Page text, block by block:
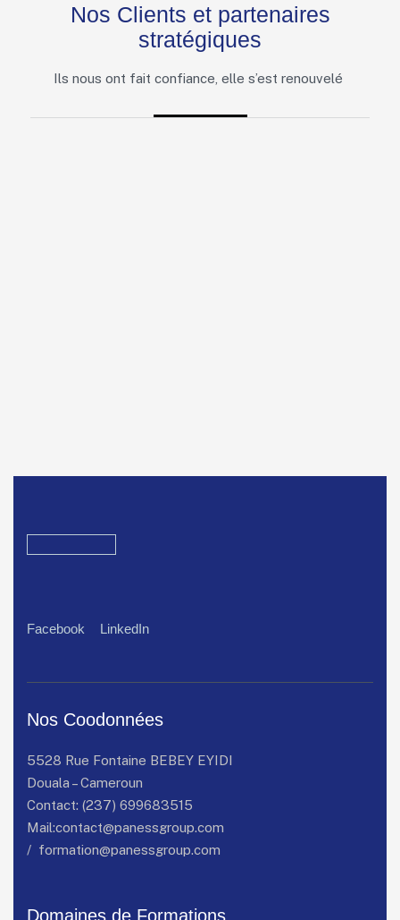
Nos Clients et partenaires
stratégiques
Ils nous ont fait confiance, elle s’est renouvelé
Facebook LinkedIn
Nos Coodonnées
5528 Rue Fontaine BEBEY EYIDI
Douala – Cameroun
Contact: (237) 699683515
Mail:contact@panessgroup.com
/ formation@panessgroup.com
Domaines de Formations